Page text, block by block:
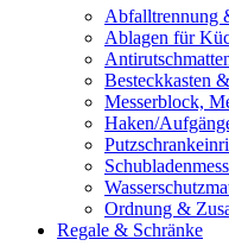
Abfalltrennung
Ablagen für
Besteckkasten
Messerblock,
Haken/
Ordnung &
Regale & Schränke